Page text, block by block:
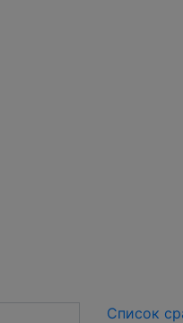
Список